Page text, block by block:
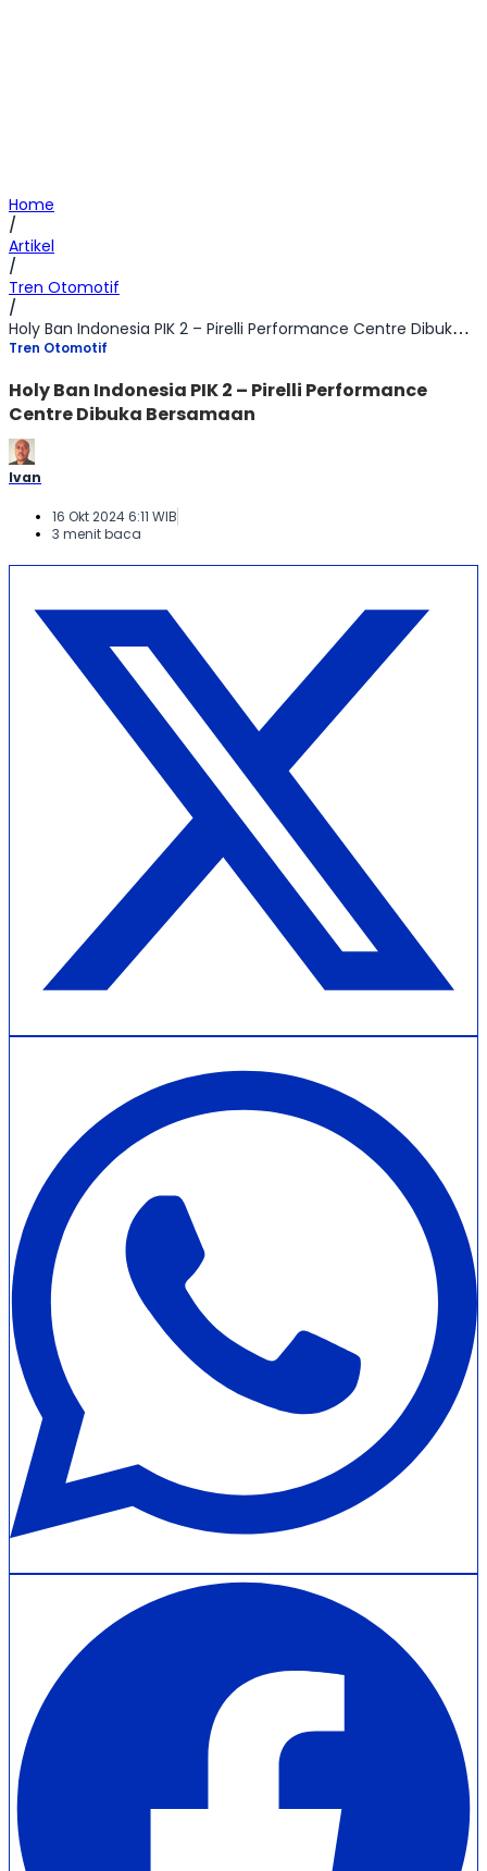
Home
/
Artikel
/
Tren Otomotif
/
Holy Ban Indonesia PIK 2 – Pirelli Performance Centre Dibuka Bersamaan
Tren Otomotif
Holy Ban Indonesia PIK 2 – Pirelli Performance
Centre Dibuka Bersamaan
Ivan
16 Okt 2024 6:11 WIB
3 menit baca